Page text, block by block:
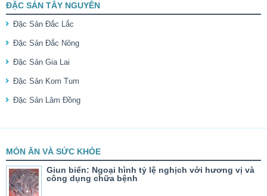
ĐẶC SẢN TÂY NGUYÊN
Đặc Sản Đắc Lắc
Đặc Sản Đắc Nông
Đặc Sản Gia Lai
Đặc Sản Kom Tum
Đặc Sản Lâm Đồng
MÓN ĂN VÀ SỨC KHỎE
Giun biển: Ngoại hình tỷ lệ nghịch với hương vị và
công dụng chữa bệnh